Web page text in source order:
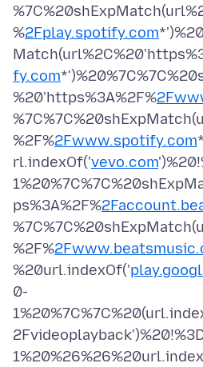
%2Fplay.spotify.com
fy.com
%20'https%3A%2F%
%2F%2Fwww.spotify.com
rl.indexOf('vevo.com
ps%3A%2F%
%2F%
%20url.indexOf('
0-